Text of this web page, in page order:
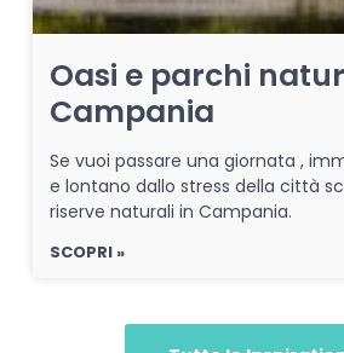
Oasi e parchi
Campania
Se vuoi passare una giornata ,
e lontano dallo stress della città
riserve naturali in Campania.
SCOPRI »